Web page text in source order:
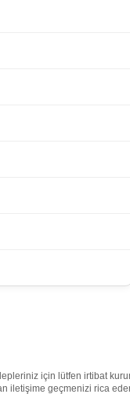
için lütfen irtibat
iletişime geçmenizi rica